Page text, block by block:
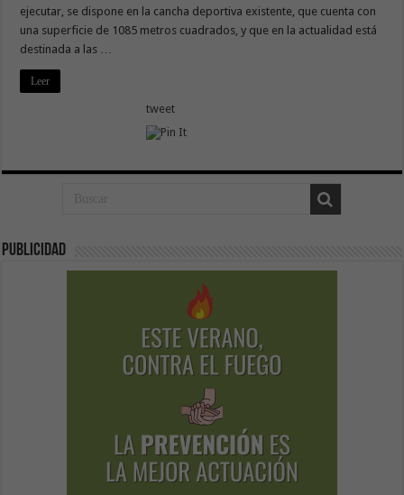
ejecutar, se dispone en la cancha deportiva existente, que cuenta con
una superficie de 1085 metros cuadrados, y que en la actualidad está
destinada a las …
Leer
tweet
Publicidad